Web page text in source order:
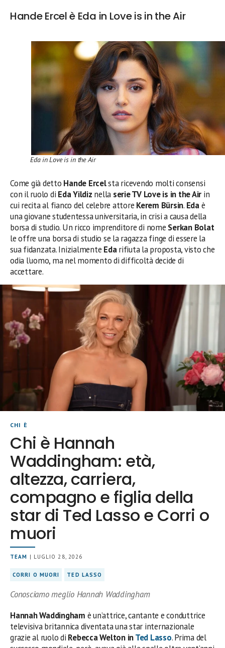
Hande Ercel è Eda in Love is in the Air
Eda in Love is in the Air
Come già detto Hande Ercelsta ricevendo molti consensi
con il ruolo di Eda Yildiz nella serie TV Love is in the Air in
cui recita al fianco del celebre attore Kerem Bürsin. Edaè
una giovane studentessa universitaria, in crisi a causa della
borsa di studio. Un ricco imprenditore di nome Serkan Bolat
le offre una borsa di studio se la ragazza finge di essere la
sua fidanzata. Inizialmente Edarifiuta la proposta, visto che
odia l’uomo, ma nel momento di difficoltà decide di
accettare.
CHI È
Chi è Hannah
Waddingham: età,
altezza, carriera,
compagno e figlia della
star di Ted Lasso e Corri o
muori
TEAM | LUGLIO 28, 2026
CORRI O MUORI TED LASSO
Conosciamo meglio Hannah Waddingham
Hannah Waddingham è un’attrice, cantante e conduttrice
televisiva britannica diventata una star internazionale
grazie al ruolo di Rebecca Welton inTed Lasso. Prima del